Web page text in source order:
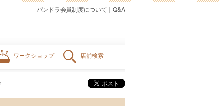
ワークショップ 店舗検索
Q&A
｜
パンドラ会員制度について